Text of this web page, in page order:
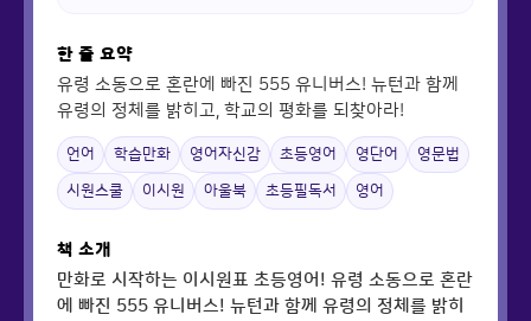
한 줄 요약
유령 소동으로 혼란에 빠진 555 유니버스! 뉴턴과 함께
유령의 정체를 밝히고, 학교의 평화를 되찾아라!
언어 학습만화 영어자신감 초등영어 영단어 영문법
시원스쿨 이시원 아울북 초등필독서 영어
책 소개
만화로 시작하는 이시원표 초등영어! 유령 소동으로 혼란
에 빠진 555 유니버스! 뉴턴과 함께 유령의 정체를 밝히